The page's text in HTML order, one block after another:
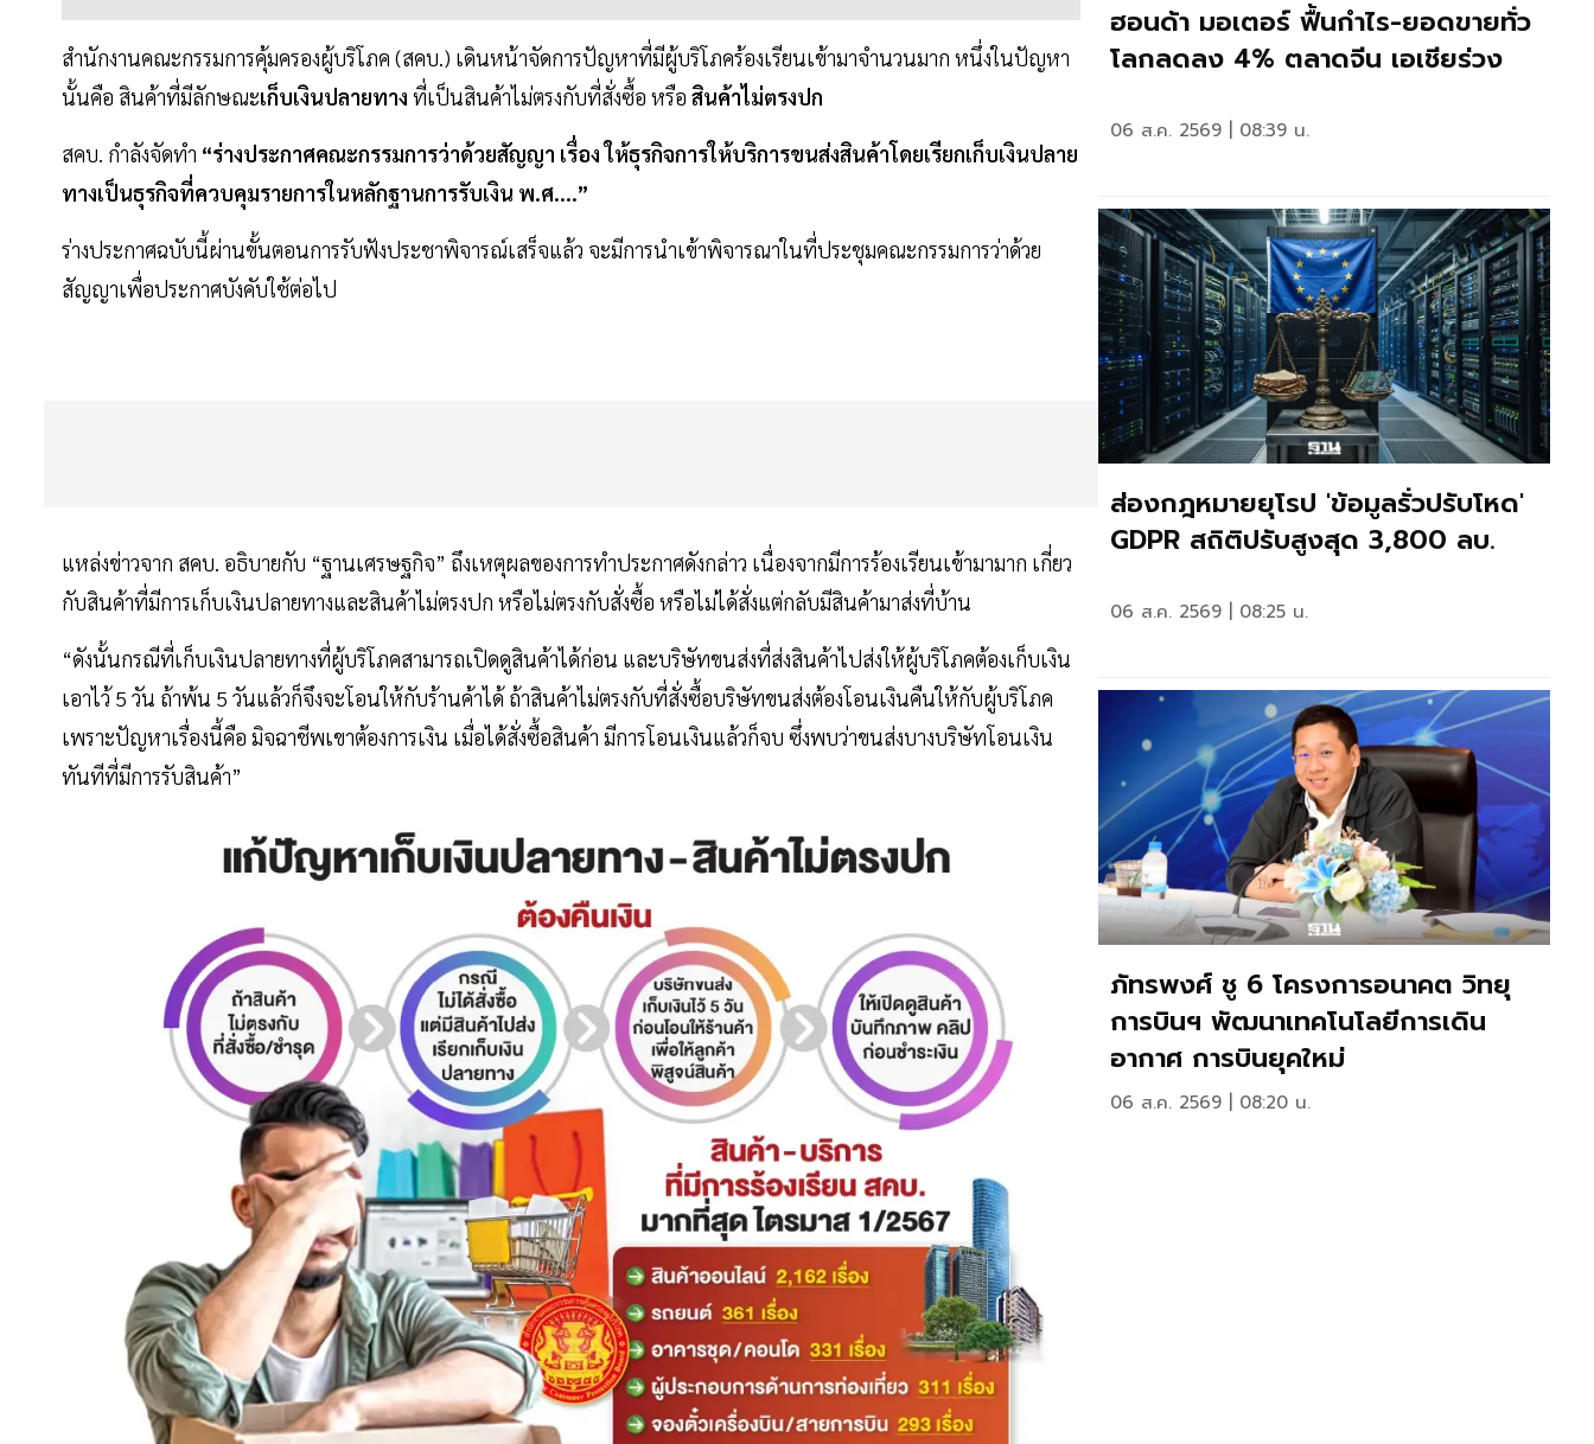
สำนักงานคณะกรรมการคุ้มครองผู้บริโภค (สคบ.) เดินหน้าจัดการปัญหาที่มีผู้บริโภคร้องเรียนเข้ามาจำนวนมาก หนึ่งในปัญหา
นั้นคือ สินค้าที่มีลักษณะเก็บเงินปลายทาง ที่เป็นสินค้าไม่ตรงกับที่สั่งซื้อ หรือ สินค้าไม่ตรงปก
สคบ. กำลังจัดทำ “ร่างประกาศคณะกรรมการว่าด้วยสัญญา เรื่อง ให้ธุรกิจการให้บริการขนส่งสินค้าโดยเรียกเก็บเงินปลาย
ทางเป็นธุรกิจที่ควบคุมรายการในหลักฐานการรับเงิน พ.ศ....”
ร่างประกาศฉบับนี้ผ่านขั้นตอนการรับฟังประชาพิจารณ์เสร็จแล้ว จะมีการนำเข้าพิจารณาในที่ประชุมคณะกรรมการว่าด้วย
สัญญาเพื่อประกาศบังคับใช้ต่อไป
แหล่งข่าวจาก สคบ. อธิบายกับ “ฐานเศรษฐกิจ” ถึงเหตุผลของการทำประกาศดังกล่าว เนื่องจากมีการร้องเรียนเข้ามามาก เกี่ยว
กับสินค้าที่มีการเก็บเงินปลายทางและสินค้าไม่ตรงปก หรือไม่ตรงกับสั่งซื้อ หรือไม่ได้สั่งแต่กลับมีสินค้ามาส่งที่บ้าน
“ดังนั้นกรณีที่เก็บเงินปลายทางที่ผู้บริโภคสามารถเปิดดูสินค้าได้ก่อน และบริษัทขนส่งที่ส่งสินค้าไปส่งให้ผู้บริโภคต้องเก็บเงิน
เอาไว้ 5 วัน ถ้าพ้น 5 วันแล้วก็จึงจะโอนให้กับร้านค้าได้ ถ้าสินค้าไม่ตรงกับที่สั่งซื้อบริษัทขนส่งต้องโอนเงินคืนให้กับผู้บริโภค
เพราะปัญหาเรื่องนี้คือ มิจฉาชีพเขาต้องการเงิน เมื่อได้สั่งซื้อสินค้า มีการโอนเงินแล้วก็จบ ซึ่งพบว่าขนส่งบางบริษัทโอนเงิน
ทันทีที่มีการรับสินค้า”
ฮอนด้า มอเตอร์ ฟื้นกำไร-ยอดขายทั่ว
โลกลดลง 4% ตลาดจีน เอเชียร่วง
06 ส.ค. 2569 | 08:39 น.
ส่องกฎหมายยุโรป 'ข้อมูลรั่วปรับโหด'
GDPR สถิติปรับสูงสุด 3,800 ลบ.
06 ส.ค. 2569 | 08:25 น.
ภัทรพงศ์ ชู 6 โครงการอนาคต วิทยุ
การบินฯ พัฒนาเทคโนโลยีการเดิน
อากาศ การบินยุคใหม่
06 ส.ค. 2569 | 08:20 น.